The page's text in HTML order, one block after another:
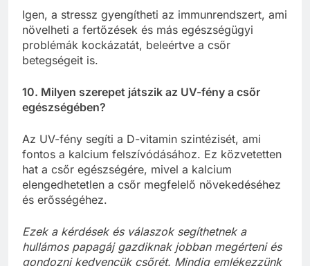
Igen, a stressz gyengítheti az immunrendszert, ami
növelheti a fertőzések és más egészségügyi
problémák kockázatát, beleértve a csőr
betegségeit is.
10. Milyen szerepet játszik az UV-fény a csőr
egészségében?
Az UV-fény segíti a D-vitamin szintézisét, ami
fontos a kalcium felszívódásához. Ez közvetetten
hat a csőr egészségére, mivel a kalcium
elengedhetetlen a csőr megfelelő növekedéséhez
és erősségéhez.
Ezek a kérdések és válaszok segíthetnek a
hullámos papagáj gazdiknak jobban megérteni és
gondozni kedvencük csőrét. Mindig emlékezzünk